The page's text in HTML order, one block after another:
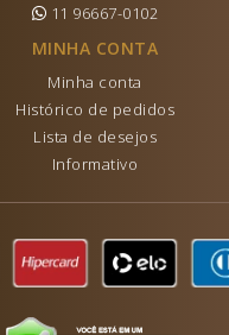
11 96667-0102
MINHA CONTA
Minha conta
Histórico de pedidos
Lista de desejos
Informativo